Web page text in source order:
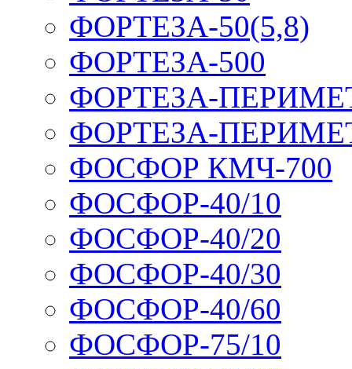
ФОРТЕЗА-50(5,8)
ФОРТЕЗА-500
ФОРТЕЗА-
ФОРТЕЗА-
ФОСФОР КМЧ-700
ФОСФОР-40/10
ФОСФОР-40/20
ФОСФОР-40/30
ФОСФОР-40/60
ФОСФОР-75/10